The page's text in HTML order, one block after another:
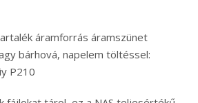
áramforrás áramszünet
bárhová, napelem töltéssel:
P210